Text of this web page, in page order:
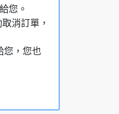
您。
消訂單，
您，您也